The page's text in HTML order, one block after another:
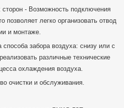
- Возможность подключения
позволяет легко организовать отвод
и монтаже.
забора воздуха: снизу или с
различные технические
охлаждения воздуха.
очистки и обслуживания.